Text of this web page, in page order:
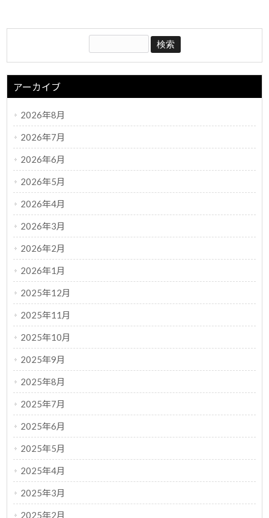
アーカイブ
2026年8月
2026年7月
2026年6月
2026年5月
2026年4月
2026年3月
2026年2月
2026年1月
2025年12月
2025年11月
2025年10月
2025年9月
2025年8月
2025年7月
2025年6月
2025年5月
2025年4月
2025年3月
2025年2月